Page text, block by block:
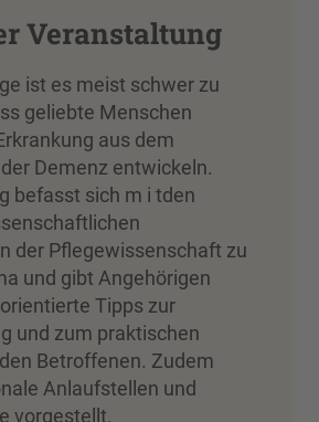
Veranstaltung
ist es meist schwer zu
geliebte Menschen
aus dem
Demenz entwickeln.
befasst sich m i tden
der Pflegewissenschaft zu
und gibt Angehörigen
Tipps zur
und zum praktischen
Betroffenen. Zudem
Anlaufstellen und
vorgestellt.